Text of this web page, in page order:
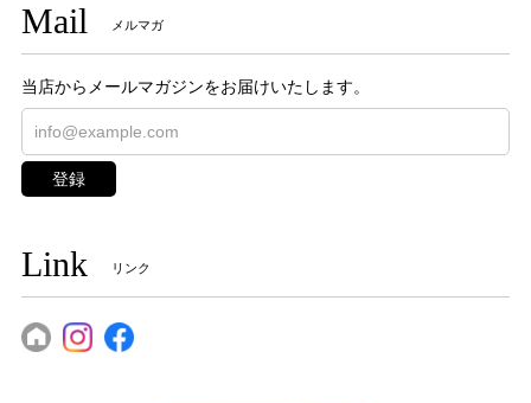
Mail メルマガ
当店からメールマガジンをお届けいたします。
登録
Link リンク